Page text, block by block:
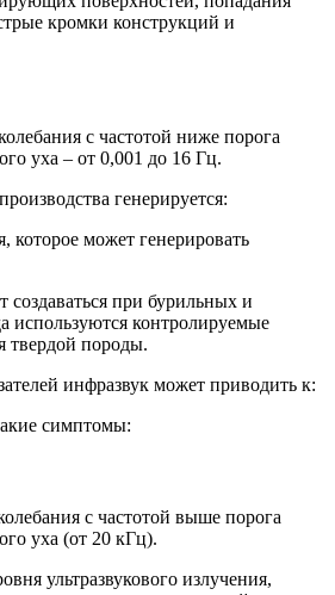
кромки конструкций и
с частотой ниже порога
уха – от 0,001 до 16 Гц.
генерируется:
которое может генерировать
при бурильных и
используются контролируемые
твердой породы.
инфразвук может приводить к:
симптомы:
с частотой выше порога
уха (от 20 кГц).
ультразвукового излучения,